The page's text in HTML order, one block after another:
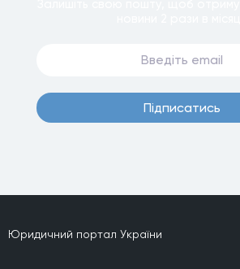
Пiдписатись
Юридичний портал України